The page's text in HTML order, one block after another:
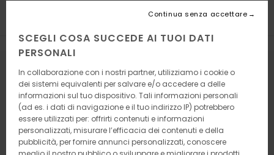
Continua a seguirci, i prodotti che
cerchi presto saranno di nuovo
disponibili
SCEGLI COSA SUCCEDE AI TUOI DATI
PERSONALI
In collaborazione con i nostri partner, utilizziamo i cookie o
dei sistemi equivalenti per salvare e/o accedere a delle
informazioni sul tuo dispositivo. Tali informazioni personali
(ad es. i dati di navigazione e il tuo indirizzo IP) potrebbero
essere utilizzati per: offrirti contenuti e informazioni
personalizzati, misurare l’efficacia dei contenuti e della
pubblicità, per fornire annunci personalizzati, conoscere
Continua senza accettare